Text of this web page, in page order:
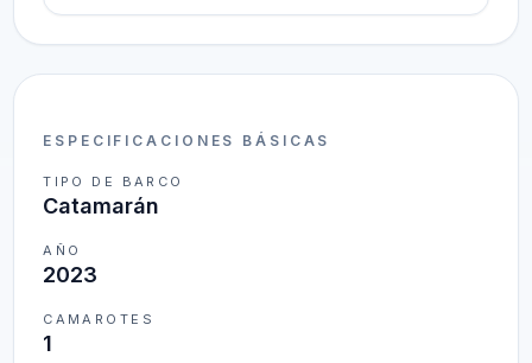
ESPECIFICACIONES BÁSICAS
TIPO DE BARCO
Catamarán
AÑO
2023
CAMAROTES
1